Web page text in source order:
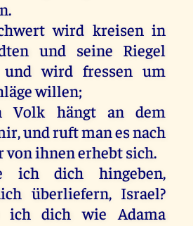
.
wird kreisen in
und seine Riegel
und wird fressen um
willen;
Volk hängt an dem
,undruftmanesnach
vonihnenerhebtsich.
ich dich hingeben,
überliefern, Israel?
ich dich wie Adama